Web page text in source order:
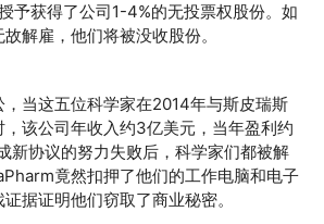
予获得了公司1-4%的无投票权股份。如
解雇，他们将被没收股份。
当这五位科学家在2014年与斯皮瑞斯
该公司年收入约3亿美元，当年盈利约
新协议的努力失败后，科学家们都被解
竟然扣押了他们的工作电脑和电子
据证明他们窃取了商业秘密。